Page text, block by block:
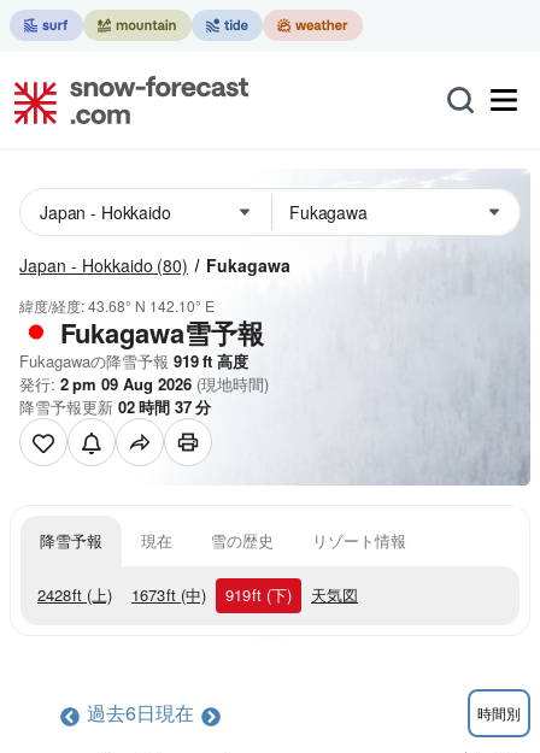
Japan - Hokkaido (80) Fukagawa
緯度/経度:43.68° N 142.10° E
Fukagawa雪予報
Fukagawaの降雪予報 919ft 高度
発行: 2 pm 09 Aug 2026 (現地時間)
降雪予報更新 02時間 37分
降雪予報 現在 雪の歴史 リゾート情報
2428ft (上) 1673ft (中) 919ft (下) 天気図
過去6日現在 時間別